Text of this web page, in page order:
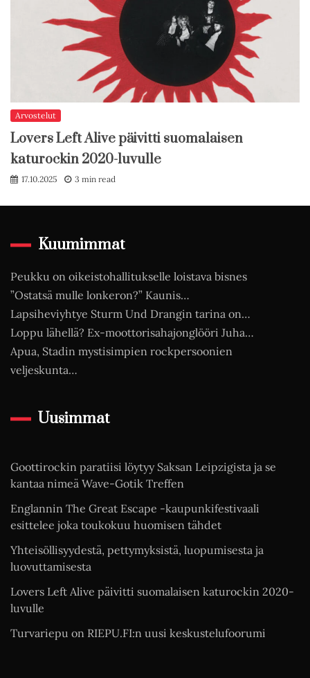
Arvostelut
Lovers Left Alive päivitti suomalaisen
katurockin 2020-luvulle
17.10.2025 3 min read
Kuumimmat
Peukku on oikeistohallitukselle loistava bisnes
”Ostatsä mulle lonkeron?” Kaunis…
Lapsiheviyhtye Sturm Und Drangin tarina on…
Loppu lähellä? Ex-moottorisahajonglööri Juha…
Apua, Stadin mystisimpien rockpersoonien
veljeskunta…
Uusimmat
Goottirockin paratiisi löytyy Saksan Leipzigista ja se
kantaa nimeä Wave-Gotik Treffen
Englannin The Great Escape -kaupunkifestivaali
esittelee joka toukokuu huomisen tähdet
Yhteisöllisyydestä, pettymyksistä, luopumisesta ja
luovuttamisesta
Lovers Left Alive päivitti suomalaisen katurockin 2020-
luvulle
Turvariepu on RIEPU.FI:n uusi keskustelufoorumi